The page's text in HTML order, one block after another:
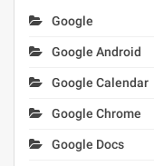
Google
Google Android
Google Calendar
Google Chrome
Google Docs